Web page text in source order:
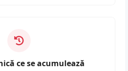
ce se acumulează